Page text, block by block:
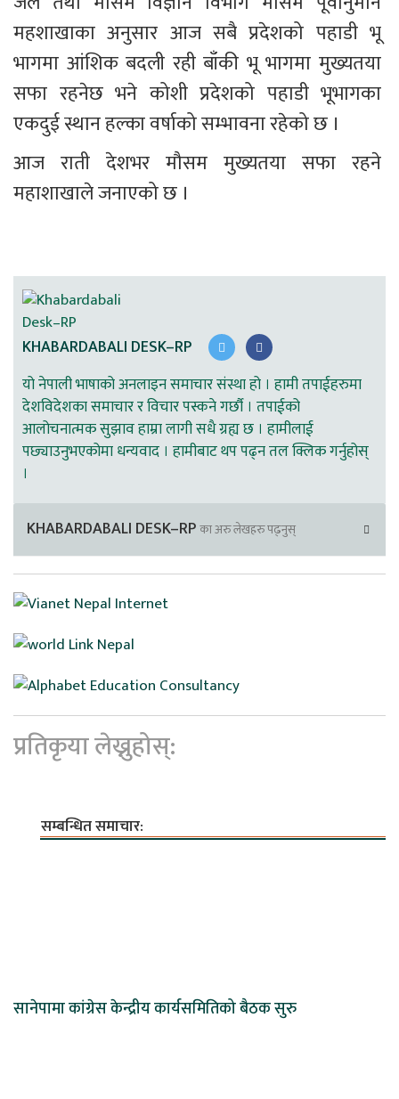
महशाखाका अनुसार आज सबै प्रदेशको पहाडी भू
भागमा आंशिक बदली रही बाँकी भू भागमा मुख्यतया
सफा रहनेछ भने कोशी प्रदेशको पहाडी भूभागका
एकदुई स्थान हल्का वर्षाको सम्भावना रहेको छ ।
आज राती देशभर मौसम मुख्यतया सफा रहने
महाशाखाले जनाएको छ ।
KHABARDABALI DESK–RP
यो नेपाली भाषाको अनलाइन समाचार संस्था हो । हामी तपाईहरुमा
देशविदेशका समाचार र विचार पस्कने गर्छौ । तपाईको
आलोचनात्मक सुझाव हाम्रा लागी सधै ग्रह्य छ । हामीलाई
पछ्याउनुभएकोमा धन्यवाद । हामीबाट थप पढ्न तल क्लिक गर्नुहोस्
।
KHABARDABALI DESK–RPका अरु लेखहरु पढ्नुस्
प्रतिकृया लेख्नुहोस्:
सम्बन्धित समाचार:
सानेपामा कांग्रेस केन्द्रीय कार्यसमितिको बैठक सुरु